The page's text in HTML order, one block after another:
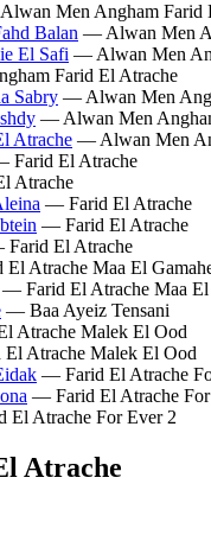
Men Angham Farid
Balan — Alwan Men
El Safi — Alwan Men
Farid El Atrache
Sabry — Alwan Men
— Alwan Men
Atrache — Alwan Men
Farid El Atrache
Atrache
— Farid El Atrache
— Farid El Atrache
El Atrache
Atrache Maa El
— Farid El Atrache Maa El
— Baa Ayeiz Tensani
Atrache Malek El Ood
Atrache Malek El Ood
— Farid El Atrache
— Farid El Atrache For
El Atrache For Ever 2
Atrache